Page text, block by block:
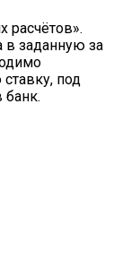
расчётов».
в заданную за
под